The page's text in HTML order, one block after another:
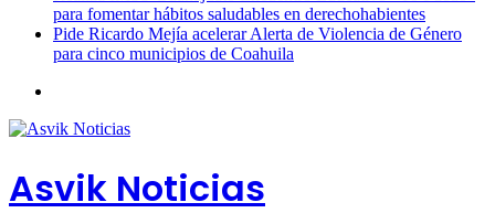
para fomentar hábitos saludables en derechohabientes
Pide Ricardo Mejía acelerar Alerta de Violencia de Género
para cinco municipios de Coahuila
Asvik Noticias